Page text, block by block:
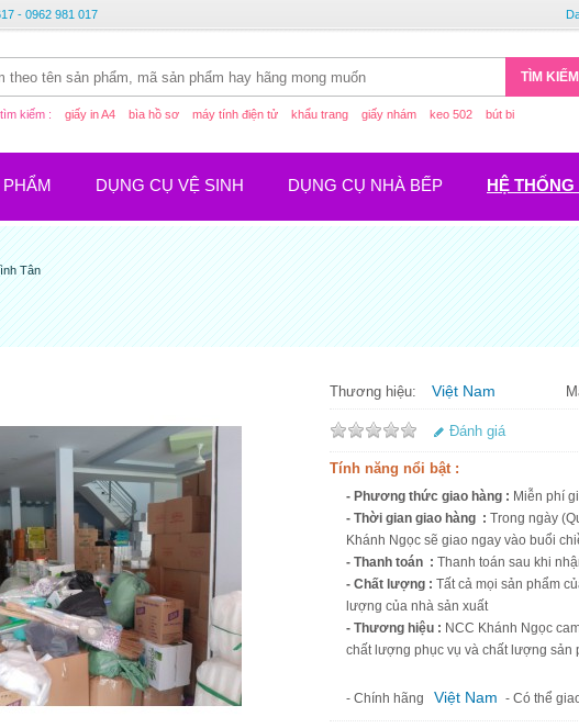
- 0962 981 017
TÌM KIẾM
kiếm : giấy in A4 bìa hồ sơ máy tính điện tử khẩu trang giấy nhám keo 502 bút bi
DỤNG CỤ VỆ SINH DỤNG CỤ NHÀ BẾP HỆ
Tân
Thương hiệu: Việt Nam
Đánh giá
Tính năng nổi bật :
- Phương thức giao hàng : Miễn phí
- Thời gian giao hàng : Trong ngày
Khánh Ngọc sẽ giao ngay vào buổi
- Thanh toán : Thanh toán sau khi
- Chất lượng : Tất cả mọi sản phẩm
lượng của nhà sản xuất
- Thương hiệu : NCC Khánh Ngọc
chất lượng phục vụ và chất lượng sản
- Chính hãng Việt Nam - Có thể